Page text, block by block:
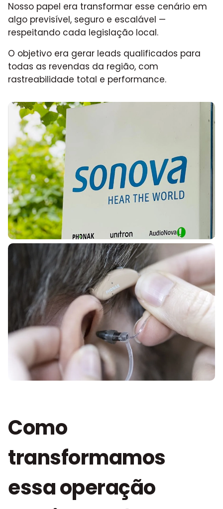
Nosso papel era transformar esse cenário em
algo previsível, seguro e escalável —
respeitando cada legislação local.
O objetivo era gerar leads qualificados para
todas as revendas da região, com
rastreabilidade total e performance.
Como
transformamos
essa operação